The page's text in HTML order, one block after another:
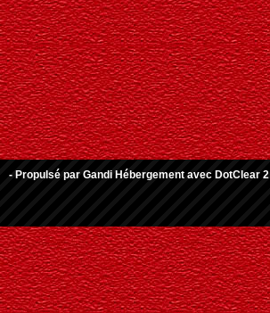
- Propulsé par Gandi Hébergement avec DotClear 2